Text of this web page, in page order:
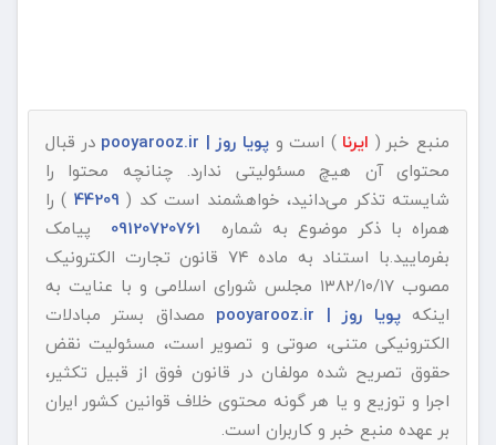
منبع خبر ( ایرنا ) است وپویا روز | pooyarooz.ir
در قبال
محتوای آن هیچ مسئولیتی ندارد. چنانچه محتوا را
شایسته تذکر می‌دانید، خواهشمند است کد (44209
) را
همراه با ذکر موضوع به شماره
پیامک
بفرمایید.با استناد به ماده ۷۴ قانون تجارت الکترونیک
مصوب ۱۳۸۲/۱۰/۱۷ مجلس شورای اسلامی و با عنایت به
اینکهپویا روز | pooyarooz.ir
مصداق بستر مبادلات
الکترونیکی متنی، صوتی و تصویر است، مسئولیت نقض
حقوق تصریح شده مولفان در قانون فوق از قبیل تکثیر،
اجرا و توزیع و یا هر گونه محتوی خلاف قوانین کشور ایران
بر عهده منبع خبر و کاربران است.